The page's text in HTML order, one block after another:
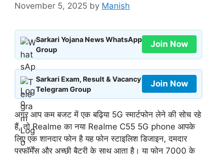
November 5, 2025 by Manish
Sarkari Yojana News WhatsApp
Group
Join Now
Sarkari Exam, Result & Vacancy
Telegram Group
Join Now
अगर आप कम बजट में एक बढ़िया 5G स्मार्टफोन लेने की सोच रहे
हैं, तो Realme का नया Realme C55 5G phone आपके
लिए एक शानदार फोन है यह फोन स्टाइलिश डिजाइन, दमदार
परफॉर्मेंस और अच्छी बैटरी के साथ आता है। या फोन 7000 के